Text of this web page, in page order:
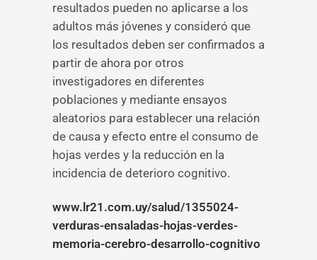
resultados pueden no aplicarse a los
adultos más jóvenes y consideró que
los resultados deben ser confirmados a
partir de ahora por otros
investigadores en diferentes
poblaciones y mediante ensayos
aleatorios para establecer una relación
de causa y efecto entre el consumo de
hojas verdes y la reducción en la
incidencia de deterioro cognitivo.
www.lr21.com.uy/salud/1355024-
verduras-ensaladas-hojas-verdes-
memoria-cerebro-desarrollo-cognitivo